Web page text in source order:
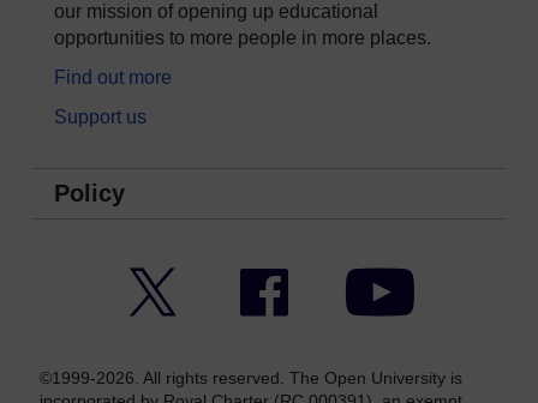
our mission of opening up educational
opportunities to more people in more places.
Find out more
Support us
Policy
Facebook YouTube
©1999-2026. All rights reserved. The Open University is